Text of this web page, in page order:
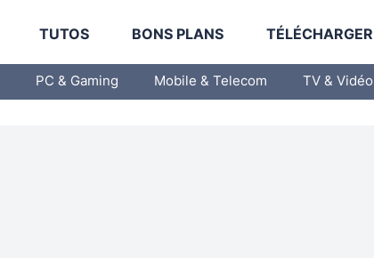
TUTOS BONS PLANS TÉLÉCHARGER
PC & Gaming Mobile & Telecom TV & Vidéo